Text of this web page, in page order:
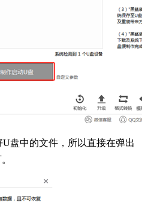
盘中的文件，所以直接在弹出